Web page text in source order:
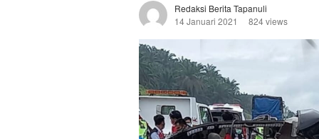
Redaksi Berita Tapanuli
14 Januari 2021
824 views